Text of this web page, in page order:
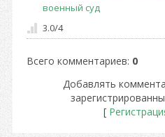
военный суд
3.0/4
Всего комментариев: 0
Добавлять
[